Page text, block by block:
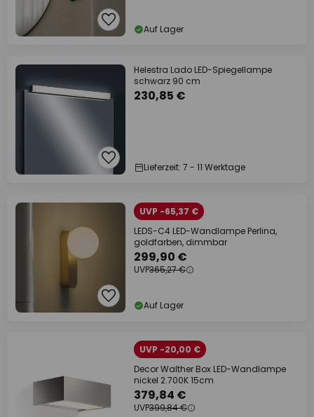
Auf Lager
Helestra Lado LED-Spiegellampe
schwarz 90 cm
230,85 €
Lieferzeit: 7 - 11 Werktage
UVP -65,37 €
LEDS-C4 LED-Wandlampe Perlina,
goldfarben, dimmbar
299,90 €
UVP365,27 €
Auf Lager
UVP -20,00 €
Decor Walther Box LED-Wandlampe
nickel 2.700K 15cm
379,84 €
UVP399,84 €